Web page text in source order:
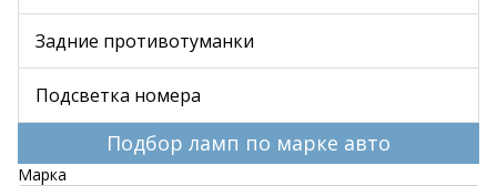
Задние противотуманки
Подсветка номера
Подбор ламп по марке авто
Марка